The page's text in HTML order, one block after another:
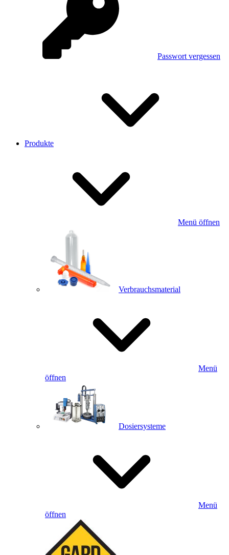
Passwort vergessen
Produkte
Menü öffnen
Verbrauchsmaterial
Menü
öffnen
Dosiersysteme
Menü
öffnen